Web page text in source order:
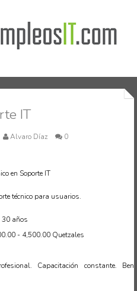
IT
Alvaro Díaz
0
en Soporte IT
técnico para usuarios.
años
- 4,500.00 Quetzales
Capacitación constante.